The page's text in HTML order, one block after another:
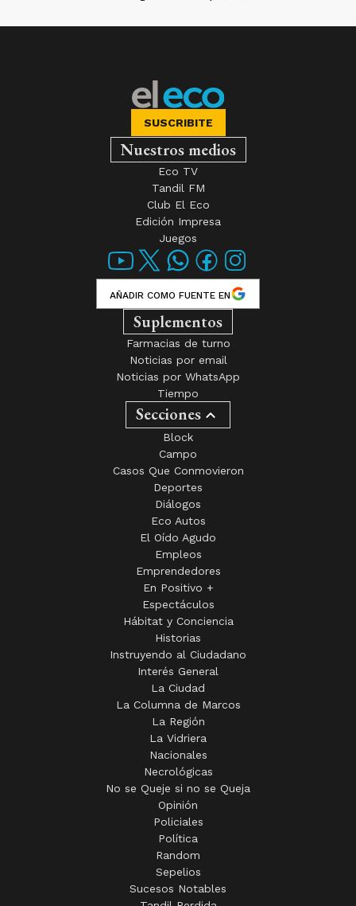
SUSCRIBITE
Nuestros medios
Eco TV
Tandil FM
Club El Eco
Edición Impresa
Juegos
AÑADIR COMO FUENTE EN
Suplementos
Farmacias de turno
Noticias por email
Noticias por WhatsApp
Tiempo
Secciones
Block
Campo
Casos Que Conmovieron
Deportes
Diálogos
Eco Autos
El Oído Agudo
Empleos
Emprendedores
En Positivo +
Espectáculos
Hábitat y Conciencia
Historias
Instruyendo al Ciudadano
Interés General
La Ciudad
La Columna de Marcos
La Región
La Vidriera
Nacionales
Necrológicas
No se Queje si no se Queja
Opinión
Policiales
Política
Random
Sepelios
Sucesos Notables